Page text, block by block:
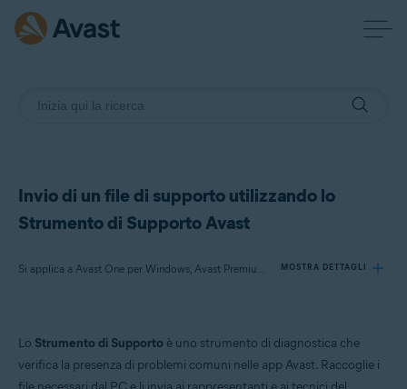
Invio di un file di supporto utilizzando lo
Strumento di Supporto Avast
Si applica a Avast One per Windows, Avast Premium Security per Windows, Avast SecureLine VPN per Windows, Avast Cleanup Premium per Windows, Avast AntiTrack per Windows, Avast Driver Updater per Windows, Avast BreachGuard per Windows, Avast Battery Saver per Windows MOSTRA DETTAGLI
Avast One 23.x per Windows
Lo Strumento di Supporto è uno strumento di diagnostica che
verifica la presenza di problemi comuni nelle app Avast. Raccoglie i